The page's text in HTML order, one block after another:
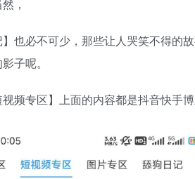
，
】也必不可少，那些让人哭笑不得
子呢。
频专区】上面的内容都是抖音快手